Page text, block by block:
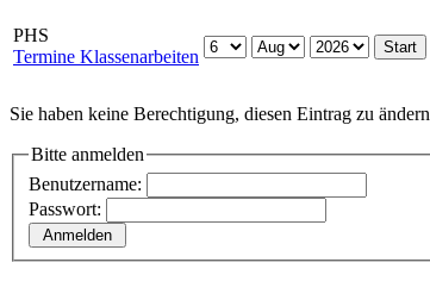
PHS
Termine Klassenarbeiten
Sie haben keine Berechtigung, diesen Eintrag zu ändern
Bitte anmelden
Benutzername:
Passwort: